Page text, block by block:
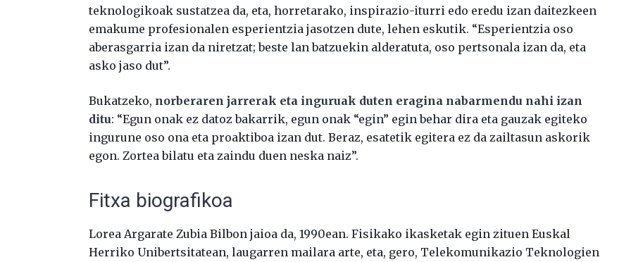
teknologikoak sustatzea da, eta, horretarako, inspirazio-iturri edo eredu izan daitezkeen
emakume profesionalen esperientzia jasotzen dute, lehen eskutik. “Esperientzia oso
aberasgarria izan da niretzat; beste lan batzuekin alderatuta, oso pertsonala izan da, eta
asko jaso dut”.
Bukatzeko, norberaren jarrerak eta inguruak duten eragina nabarmendu nahi izan
ditu: “Egun onak ez datoz bakarrik, egun onak “egin” egin behar dira eta gauzak egiteko
ingurune oso ona eta proaktiboa izan dut. Beraz, esatetik egitera ez da zailtasun askorik
egon. Zortea bilatu eta zaindu duen neska naiz”.
Fitxa biografikoa
Lorea Argarate Zubia Bilbon jaioa da, 1990ean. Fisikako ikasketak egin zituen Euskal
Herriko Unibertsitatean, laugarren mailara arte, eta, gero, Telekomunikazio Teknologien